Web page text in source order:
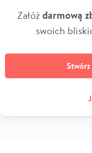
Załóżdarmową
swoich